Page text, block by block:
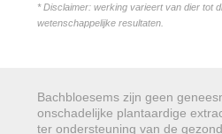
* Disclaimer: werking varieert van dier tot
wetenschappelijke resultaten.
Bachbloesems zijn geen
onschadelijke plantaardige
ter ondersteuning van de